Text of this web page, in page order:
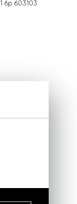
6p 603103